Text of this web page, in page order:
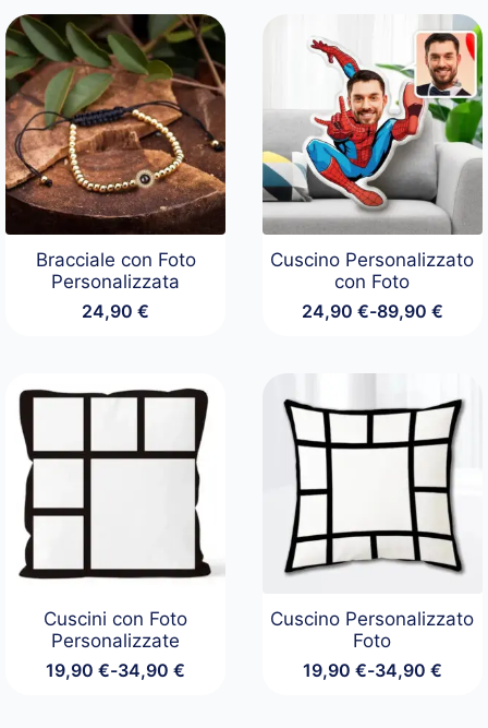
Bracciale con Foto
Personalizzata
24,90€
Cuscino Personalizzato
con Foto
24,90 €-89,90 €
Fascia
24,90 €
a
89,90 €
Cuscini con Foto
Personalizzate
19,90€-34,90€
Fascia
Cuscino Personalizzato
Foto
19,90 €-34,90 €
Fascia